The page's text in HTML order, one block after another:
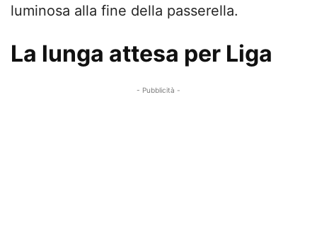
luminosa alla fine della passerella.
La lunga attesa per Liga
- Pubblicità -